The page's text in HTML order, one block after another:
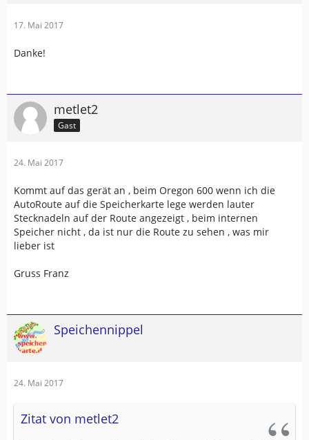
17. Mai 2017
Danke!
metlet2
Gast
24. Mai 2017
Kommt auf das gerät an , beim Oregon 600 wenn ich die
AutoRoute auf die Speicherkarte lege werden lauter
Stecknadeln auf der Route angezeigt , beim internen
Speicher nicht , da ist nur die Route zu sehen , was mir
lieber ist
Gruss Franz
Speichennippel
24. Mai 2017
Zitat von metlet2